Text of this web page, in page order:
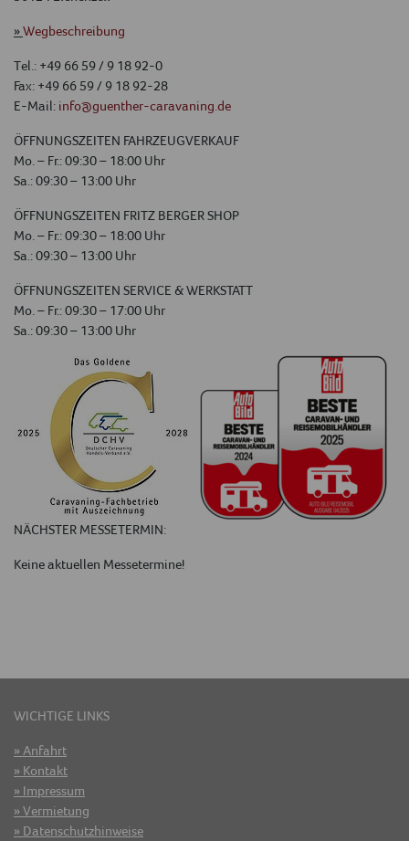
»Wegbeschreibung
Tel.: +49 66 59 / 9 18 92-0
Fax: +49 66 59 / 9 18 92-28
E-Mail: info@guenther-caravaning.de
ÖFFNUNGSZEITEN FAHRZEUGVERKAUF
Mo. – Fr.: 09:30 – 18:00 Uhr
Sa.: 09:30 – 13:00 Uhr
ÖFFNUNGSZEITEN FRITZ BERGER SHOP
Mo. – Fr.: 09:30 – 18:00 Uhr
Sa.: 09:30 – 13:00 Uhr
ÖFFNUNGSZEITEN SERVICE & WERKSTATT
Mo. – Fr.: 09:30 – 17:00 Uhr
Sa.: 09:30 – 13:00 Uhr
NÄCHSTER MESSETERMIN:
Keine aktuellen Messetermine!
WICHTIGE LINKS
Anfahrt
Kontakt
Impressum
Vermietung
Datenschutzhinweise